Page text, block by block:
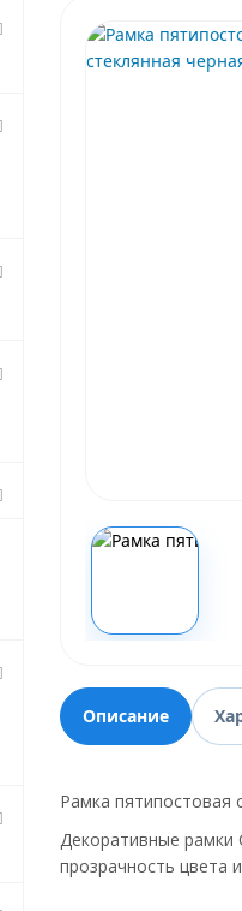
Описание
Рамка пятипостовая
Декоративные рамки
прозрачность цвета